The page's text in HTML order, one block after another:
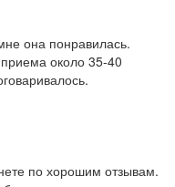
она понравилась.
около 35-40
по хорошим отзывам.